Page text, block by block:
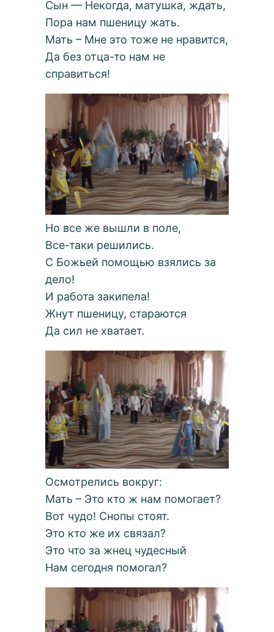
Сын — Некогда, матушка, ждать,
Пора нам пшеницу жать.
Мать – Мне это тоже не нравится,
Да без отца-то нам не
справиться!
Но все же вышли в поле,
Все-таки решились.
С Божьей помощью взялись за
дело!
И работа закипела!
Жнут пшеницу, стараются
Да сил не хватает.
Осмотрелись вокруг:
Мать – Это кто ж нам помогает?
Вот чудо! Снопы стоят.
Это кто же их связал?
Это что за жнец чудесный
Нам сегодня помогал?